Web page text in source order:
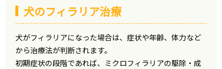
犬のフィラリア治療
犬がフィラリアになった場合は、症状や年齢、体力など
から治療法が判断されます。
初期症状の段階であれば、ミクロフィラリアの駆除・成